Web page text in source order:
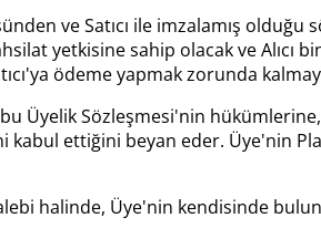
ve Satıcı ile imzalamış
yetkisine sahip olacak ve Alıcı
ödeme yapmak zorunda
Üyelik Sözleşmesi'nin
ettiğini beyan eder. Üye'nin
halinde, Üye'nin kendisinde